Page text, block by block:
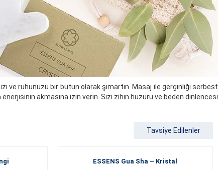
ve ruhunuzu bir bütün olarak şımartın. Masaj ile gerginliği serbest
enerjisinin akmasına izin verin. Sizi zihin huzuru ve beden dinlencesi
Tavsiye Edilenler
ESSENS Gua Sha – Kristal